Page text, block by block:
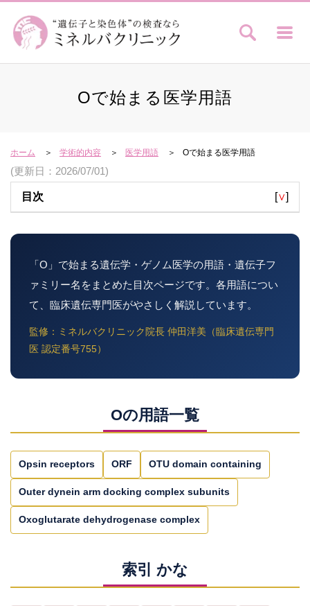
Oで始まる医学用語
ホーム 学術的内容 医学用語 Oで始まる医学用語
(更新日：2026/07/01)
目次 [∨]
「O」で始まる遺伝学・ゲノム医学の用語・遺伝子フ
ァミリー名をまとめた目次ページです。各用語につい
て、臨床遺伝専門医がやさしく解説しています。
監修：ミネルバクリニック院長 仲田洋美（臨床遺伝専門
医 認定番号755）
Oの用語一覧
Opsin receptors ORF OTU domain containing
Outer dynein arm docking complex subunits
Oxoglutarate dehydrogenase complex
索引 かな